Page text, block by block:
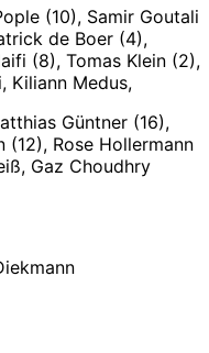
(10), Samir Goutali
de Boer (4),
(8), Tomas Klein (2),
Kiliann Medus,
Güntner (16),
(12), Rose Hollermann
Gaz Choudhry